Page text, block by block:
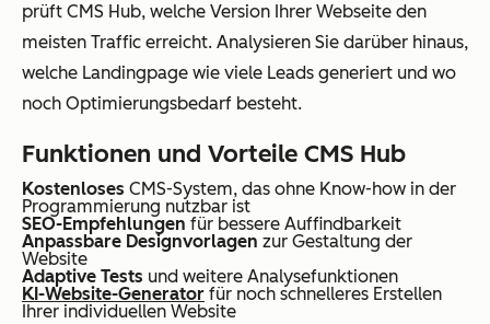
prüft CMS Hub, welche Version Ihrer Webseite den
meisten Traffic erreicht. Analysieren Sie darüber hinaus,
welche Landingpage wie viele Leads generiert und wo
noch Optimierungsbedarf besteht.
Funktionen und Vorteile CMS Hub
Kostenloses CMS-System, das ohne Know-how in der
Programmierung nutzbar ist
SEO-Empfehlungen für bessere Auffindbarkeit
Anpassbare Designvorlagen zur Gestaltung der
Website
Adaptive Tests und weitere Analysefunktionen
KI-Website-Generator für noch schnelleres Erstellen
Ihrer individuellen Website